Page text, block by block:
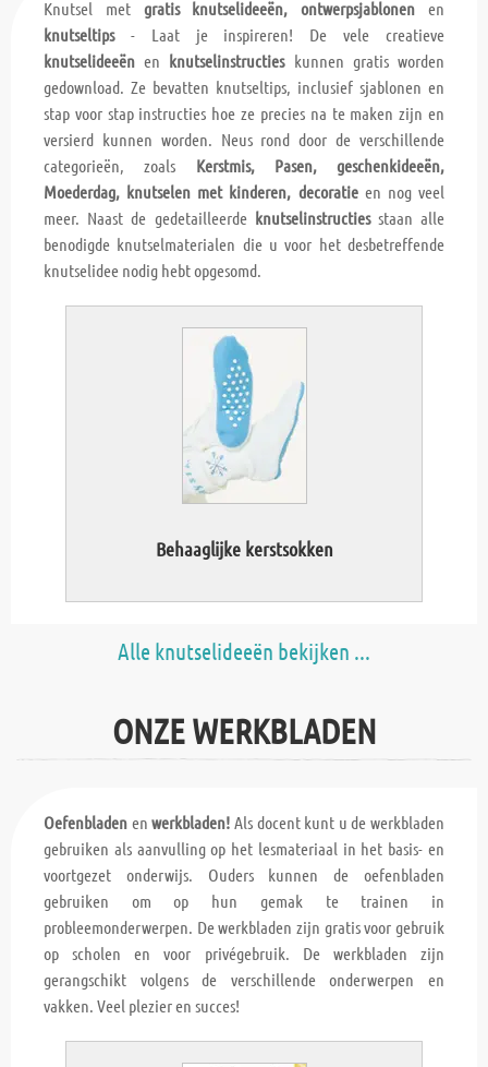
Knutsel met gratis knutselideeën, ontwerpsjablonen en
knutseltips- Laat je inspireren! De vele creatieve
knutselideeën en knutselinstructieskunnen gratis worden
gedownload. Ze bevatten knutseltips, inclusief sjablonen en
stap voor stap instructies hoe ze precies na te maken zijn en
versierd kunnen worden. Neus rond door de verschillende
categorieën, zoals Kerstmis, Pasen, geschenkideeën,
Moederdag, knutselen met kinderen, decoratieen nog veel
meer. Naast de gedetailleerde knutselinstructiesstaan alle
benodigde knutselmaterialen die u voor het desbetreffende
knutselidee nodig hebt opgesomd.
Behaaglijke kerstsokken
Alle knutselideeën bekijken ...
ONZE WERKBLADEN
Oefenbladen enwerkbladen! Als docent kunt u de werkbladen
gebruiken als aanvulling op het lesmateriaal in het basis- en
voortgezet onderwijs. Ouders kunnen de oefenbladen
gebruiken om op hun gemak te trainen in
probleemonderwerpen. De werkbladen zijn gratis voor gebruik
op scholen en voor privégebruik. De werkbladen zijn
gerangschikt volgens de verschillende onderwerpen en
vakken. Veel plezier en succes!